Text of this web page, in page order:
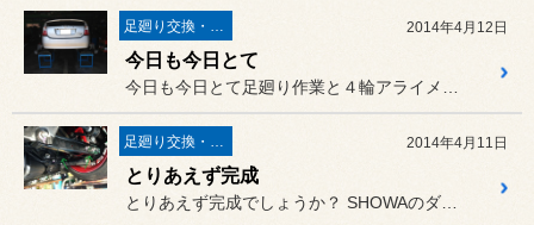
足廻り交換・４輪アライメント調整 2014年4月12日
今日も今日とて
今日も今日とて足廻り作業と４輪アライメント調整です。
足廻り交換・４輪アライメント調整 2014年4月11日
とりあえず完成
とりあえず完成でしょうか？ SHOWAのダンパーキットとアム...